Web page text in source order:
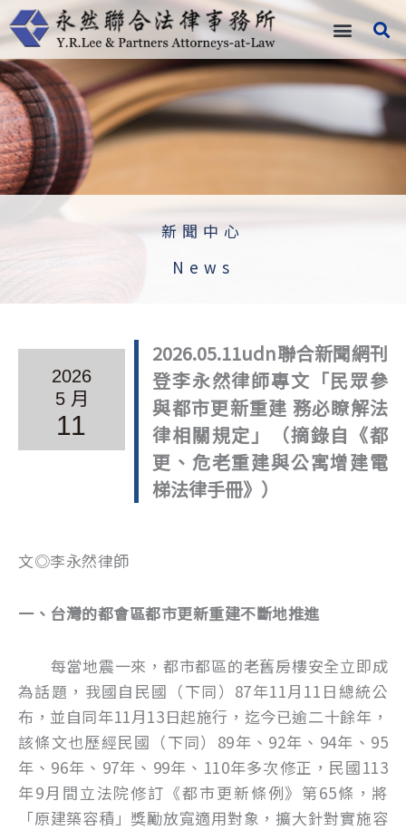
跳
至
主
要
內
容
新聞中心
News
2026
5 月
11
2026.05.11udn聯合新聞網刊
登李永然律師專文「民眾參
與都市更新重建 務必瞭解法
律相關規定」（摘錄自《都
更、危老重建與公寓增建電
梯法律手冊》）
文◎李永然律師
一、台灣的都會區都市更新重建不斷地推進
每當地震一來，都市都區的老舊房樓安全立即成
為話題，我國自民國（下同）87年11月11日總統公
布，並自同年11月13日起施行，迄今已逾二十餘年，
該條文也歷經民國（下同）89年、92年、94年、95
年、96年、97年、99年、110年多次修正，民國113
年9月間立法院修訂《都市更新條例》第65條，將
「原建築容積」獎勵放寬適用對象，擴大針對實施容